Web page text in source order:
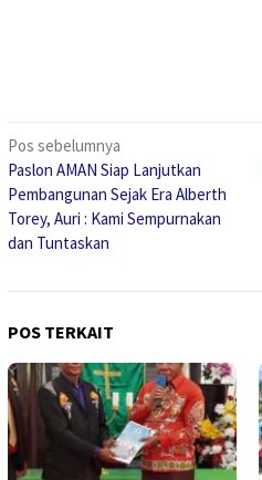
Navigasi
pos
Pos sebelumnya
Paslon AMAN Siap Lanjutkan
Pembangunan Sejak Era Alberth
Torey, Auri : Kami Sempurnakan
dan Tuntaskan
POS TERKAIT